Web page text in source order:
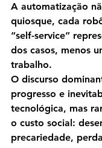
A automatização
quiosque, cada
“self-service”
dos casos, menos
trabalho.
O discurso
progresso e
tecnológica, mas
o custo social:
precariedade,